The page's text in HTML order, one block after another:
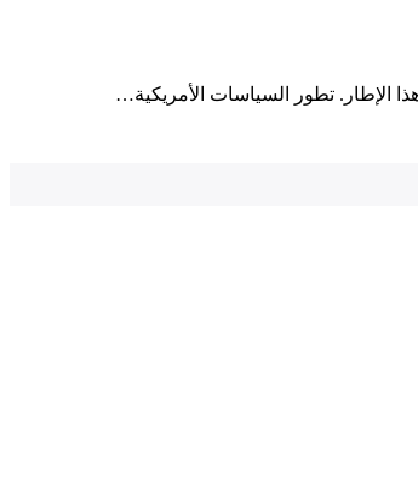
الإطار. تطور السياسات الأمريكية…